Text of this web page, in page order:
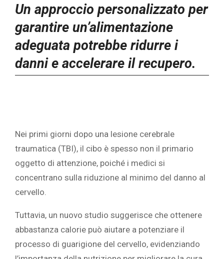
Un approccio personalizzato per
garantire un’alimentazione
adeguata potrebbe ridurre i
danni e accelerare il recupero.
Nei primi giorni dopo una lesione cerebrale
traumatica (TBI), il cibo è spesso non il primario
oggetto di attenzione, poiché i medici si
concentrano sulla riduzione al minimo del danno al
cervello.
Tuttavia, un nuovo studio suggerisce che ottenere
abbastanza calorie può aiutare a potenziare il
processo di guarigione del cervello, evidenziando